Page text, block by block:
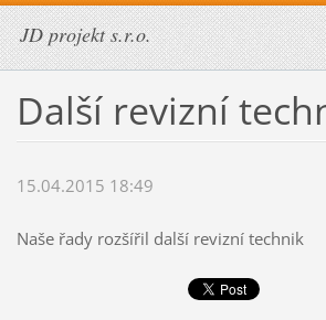
JD projekt s.r.o.
Další revizní
15.04.2015 18:49
Naše řady rozšířil další revizní technik